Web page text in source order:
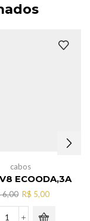
cabos
ECOODA,3A
6,00 O
preço
original
R$ 5,00O